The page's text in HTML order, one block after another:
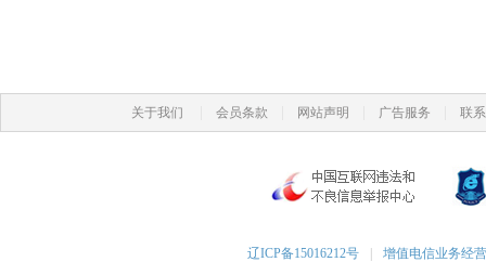
关于我们 会员条款 网站声明 广告服务 联
辽ICP备15016212号
增值电信业务经